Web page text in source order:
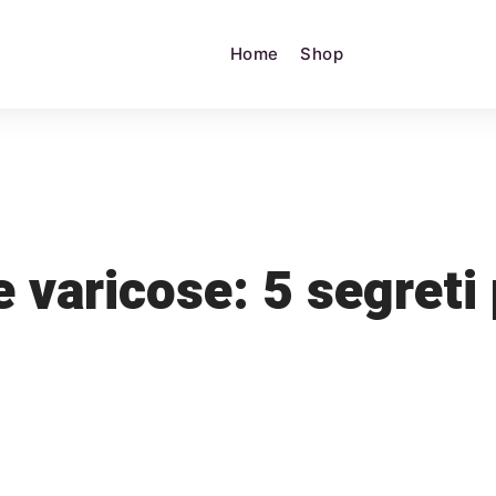
Home Shop
varicose: 5